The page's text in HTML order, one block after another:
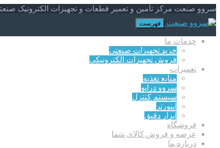
سروو صنعت مرکز تأمین و تعمیر قطعات و تجهیزات الکترونیک
فهرست
خدمات ما
خرید تجهیزات صنعتی
فروش تجهیزات الکترونیکی
تعمیرات
منابع تغذیه
سروو درایو
سیستم کنترل
اینورتر
ابزار دقیق
فروشگاه
عرضه و فروش کالای شما
درباره ما